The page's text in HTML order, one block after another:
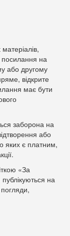
посилання на
або другому
відкрите
має бути
заборона на
або
яких є платним,
«За
на